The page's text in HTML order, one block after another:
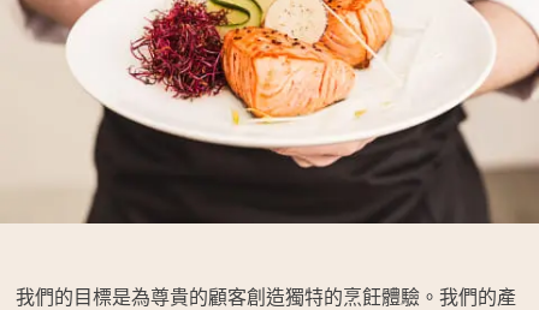
我們的目標是為尊貴的顧客創造獨特的烹飪體驗。我們的產